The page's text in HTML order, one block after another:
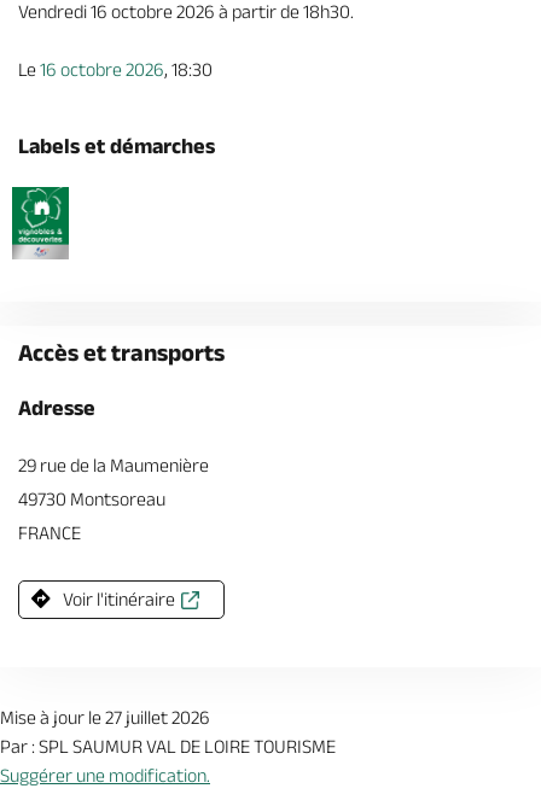
Vendredi 16 octobre 2026 à partir de 18h30.
Le16 octobre 2026, 18:30
Labels et démarches
Accès et transports
Adresse
29 rue de la Maumenière
49730 Montsoreau
FRANCE
Voir l'itinéraire
Mise à jour le 27 juillet 2026
Par : SPL SAUMUR VAL DE LOIRE TOURISME
Suggérer une modification.